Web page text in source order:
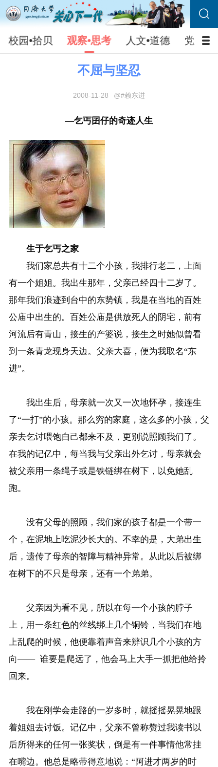
校园•拾贝 观察•思考 人文•道德 党建•
不屈与坚忍
2008-11-28 @#赖东进
—乞丐囝仔的奇迹人生
生于乞丐之家
我们家总共有十二个小孩，我排行老二，上面
有一个姐姐。我出生那年，父亲己经四十二岁了。
那年我们浪迹到台中的东势镇，我是在当地的百姓
公庙中出生的。百姓公庙是供放死人的阴宅，前有
河流后有青山，接生的产婆说，接生之时她似曾看
到一条青龙现身天边。父亲大喜，便为我取名“东
进”。
我出生后，母亲就一次又一次地怀孕，接连生
了“一打”的小孩。那么穷的家庭，这么多的小孩，父
亲去乞讨喂饱自己都来不及，更别说照顾我们了。
在我的记亿中，每当我与父亲出外乞讨，母亲就会
被父亲用一条绳子或是铁链绑在树下，以免她乱
跑。
没有父母的照顾，我们家的孩子都是一个带一
个，在泥地上吃泥沙长大的。不幸的是，大弟出生
后，遗传了母亲的智障与精神异常。从此以后被绑
在树下的不只是母亲，还有一个弟弟。
父亲因为看不见，所以在每一个小孩的脖子
上，用一条红色的丝线绑上几个铜铃，当我们在地
上乱爬的时候，他便靠着声音来辨识几个小孩的方
向—— 谁要是爬远了，他会马上大手一抓把他给拎
回来。
我在刚学会走路的一岁多时，就摇摇晃晃地跟
着姐姐去讨饭。记亿中，父亲不曾称赞过我读书以
后所得来的任何一张奖状，倒是有一件事情他常挂
在嘴边。他总是略带得意地说：“阿进才两岁的时